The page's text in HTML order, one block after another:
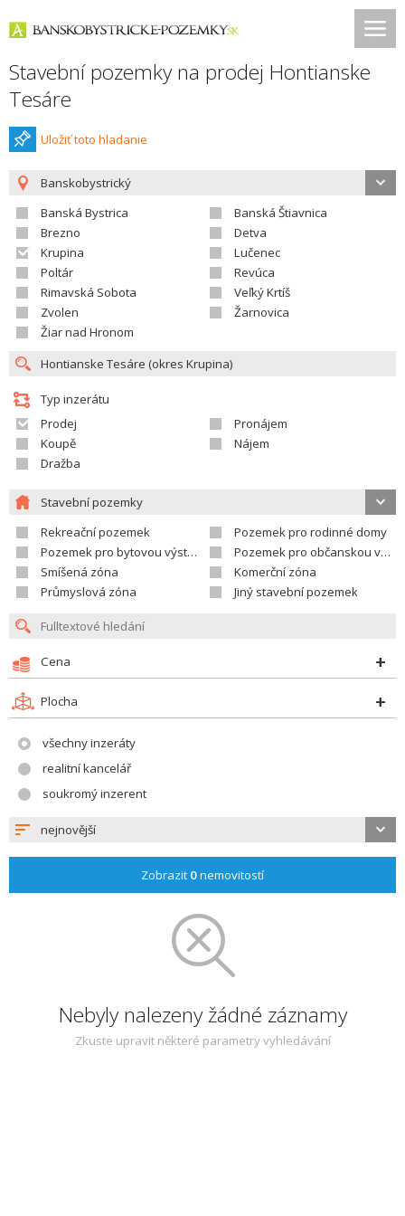
Stavební pozemky na prodej Hontianske
Tesáre
Uložiť toto hladanie
Banskobystrický
Banská Bystrica
Banská Štiavnica
Brezno
Detva
Krupina
Lučenec
Poltár
Revúca
Rimavská Sobota
Veľký Krtíš
Zvolen
Žarnovica
Žiar nad Hronom
Typ inzerátu
Prodej
Pronájem
Koupě
Nájem
Dražba
Stavební pozemky
Rekreační pozemek
Pozemek pro rodinné domy
Pozemek pro bytovou výstavbu
Pozemek pro občanskou vybavenost
Smíšená zóna
Komerční zóna
Průmyslová zóna
Jiný stavební pozemek
Cena
Plocha
všechny inzeráty
realitní kancelář
soukromý inzerent
nejnovější
Zobrazit 0nemovitostí
Nebyly nalezeny žádné záznamy
Zkuste upravit některé parametry vyhledávání